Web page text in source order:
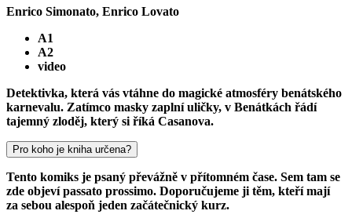
Enrico Simonato, Enrico Lovato
A1
A2
video
Detektivka, která vás vtáhne do magické atmosféry benátského
karnevalu. Zatímco masky zaplní uličky, v Benátkách řádí
tajemný zloděj, který si říká Casanova.
Pro koho je kniha určena?
Tento komiks je psaný převážně v přítomném čase. Sem tam se
zde objeví passato prossimo. Doporučujeme ji těm, kteří mají
za sebou alespoň jeden začátečnický kurz.